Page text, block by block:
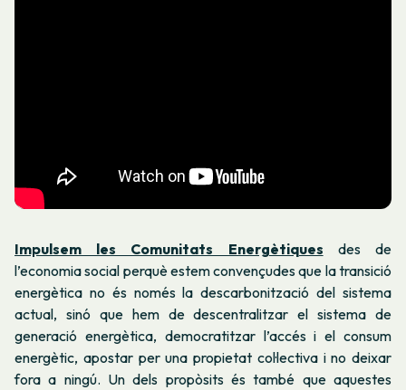
Impulsem les Comunitats Energètiques des de
l’economia social perquè estem convençudes que la transició
energètica no és només la descarbonització del sistema
actual, sinó que hem de descentralitzar el sistema de
generació energètica, democratitzar l’accés i el consum
energètic, apostar per una propietat col·lectiva i no deixar
fora a ningú. Un dels propòsits és també que aquestes